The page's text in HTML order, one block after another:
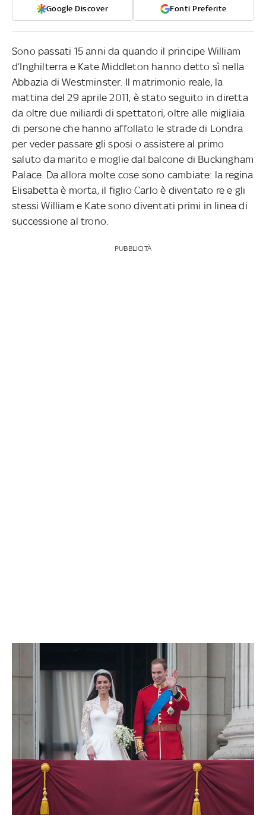
Google Discover Fonti Preferite
Sono passati 15 anni da quando il principe William
d’Inghilterra e Kate Middleton hanno detto sì nella
Abbazia di Westminster. Il matrimonio reale, la
mattina del 29 aprile 2011, è stato seguito in diretta
da oltre due miliardi di spettatori, oltre alle migliaia
di persone che hanno affollato le strade di Londra
per veder passare gli sposi o assistere al primo
saluto da marito e moglie dal balcone di Buckingham
Palace. Da allora molte cose sono cambiate: la regina
Elisabetta è morta, il figlio Carlo è diventato re e gli
stessi William e Kate sono diventati primi in linea di
successione al trono.
PUBBLICITÀ